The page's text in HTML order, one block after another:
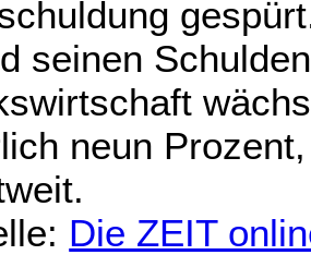
seinen
neun
Die ZEIT